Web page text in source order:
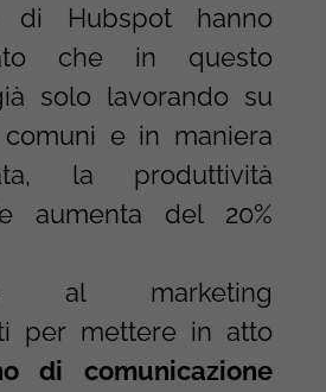
di Hubspot hanno
che in questo
solo lavorando su
e in maniera
la produttività
aumenta del 20%
al marketing
per mettere in atto
di comunicazione